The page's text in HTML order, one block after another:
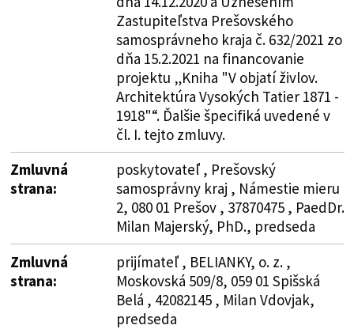
Zastupiteľstva Prešovského
samosprávneho kraja č. 632/2021 zo
dňa 15.2.2021 na financovanie
projektu „Kniha "V objatí živlov.
Architektúra Vysokých Tatier 1871 -
1918"“. Ďalšie špecifiká uvedené v
čl. I. tejto zmluvy.
Zmluvná
strana:
poskytovateľ , Prešovský
samosprávny kraj , Námestie mieru
2, 080 01 Prešov , 37870475 , PaedDr.
Milan Majerský, PhD., predseda
Zmluvná
strana:
prijímateľ , BELIANKY, o. z. ,
Moskovská 509/8, 059 01 Spišská
Belá , 42082145 , Milan Vdovjak,
predseda